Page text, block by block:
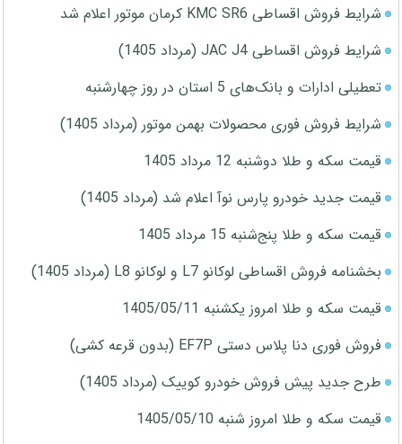
شرایط فروش اقساطی KMC SR6 کرمان موتور اعلام شد
شرایط فروش اقساطی JAC J4 (مرداد 1405)
تعطیلی ادارات و بانک‌های 5 استان در روز چهارشنبه
شرایط فروش فوری محصولات بهمن موتور (مرداد 1405)
قیمت سکه و طلا دوشنبه 12 مرداد 1405
قیمت جدید خودرو پارس نوآ اعلام شد (مرداد 1405)
قیمت سکه و طلا پنج‌شنبه 15 مرداد 1405
بخشنامه فروش اقساطی لوکانو L7 و لوکانو L8 (مرداد 1405)
قیمت سکه و طلا امروز یکشنبه 1405/05/11
فروش فوری دنا پلاس دستی EF7P (بدون قرعه کشی)
طرح جدید پیش فروش خودرو کوییک (مرداد 1405)
قیمت سکه و طلا امروز شنبه 1405/05/10